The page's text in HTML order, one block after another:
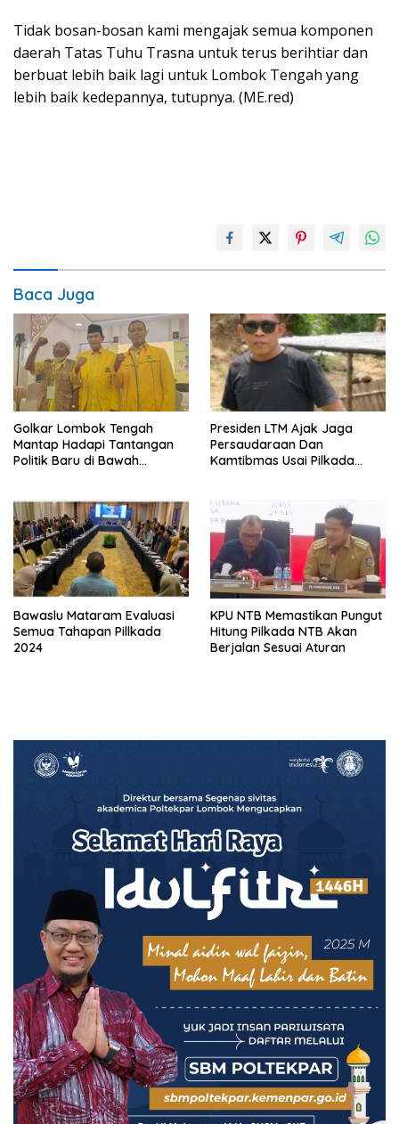
Tidak bosan-bosan kami mengajak semua komponen
daerah Tatas Tuhu Trasna untuk terus berihtiar dan
berbuat lebih baik lagi untuk Lombok Tengah yang
lebih baik kedepannya, tutupnya. (ME.red)
Baca Juga
Golkar Lombok Tengah
Mantap Hadapi Tantangan
Politik Baru di Bawah
Presiden LTM Ajak Jaga
Persaudaraan Dan
Kamtibmas Usai Pilkada
Bawaslu Mataram Evaluasi
Semua Tahapan Pillkada
2024
KPU NTB Memastikan Pungut
Hitung Pilkada NTB Akan
Berjalan Sesuai Aturan